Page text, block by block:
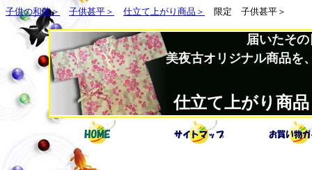
子供の和装＞ 子供甚平＞ 仕立て上がり商品＞ 限定 子供甚平＞
届いたそ
美夜古オリジナル商品を
仕立て上がり商品